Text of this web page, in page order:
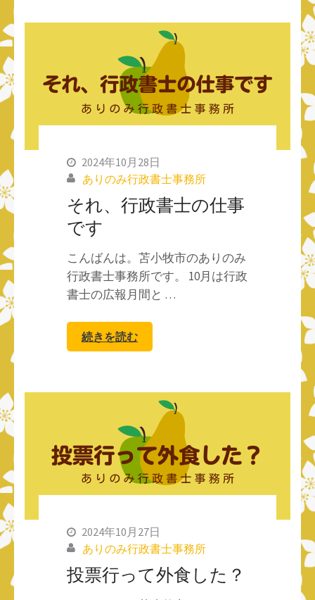
2024年10月28日
ありのみ行政書士事務所
それ、行政書士の仕事
です
こんばんは。苫小牧市のありのみ
行政書士事務所です。 10月は行政
書士の広報月間と …
続きを読む
2024年10月27日
ありのみ行政書士事務所
投票行って外食した？